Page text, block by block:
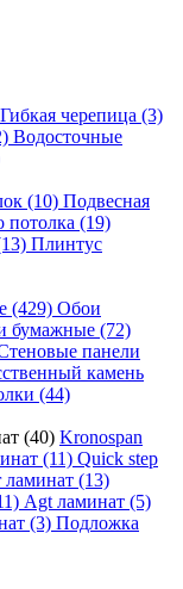
Гибкая черепица (3)
Водосточные
(10) Подвесная
потолка (19)
Плинтус
(429) Обои
бумажные (72)
панели
камень
(44)
(40) Kronospan
(11) Quick step
ламинат (13)
Agt ламинат (5)
(3) Подложка